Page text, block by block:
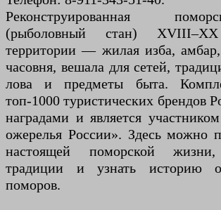
Реконструированная
(рыболовный стан)
территории — жилая изба,
часовня, вешала для сетей,
лова и предметы быта.
топ-1000 туристических брендов
наградами и является
ожерелья России». Здесь можно
настоящей поморской жизни,
традиции и узнать историю
поморов.